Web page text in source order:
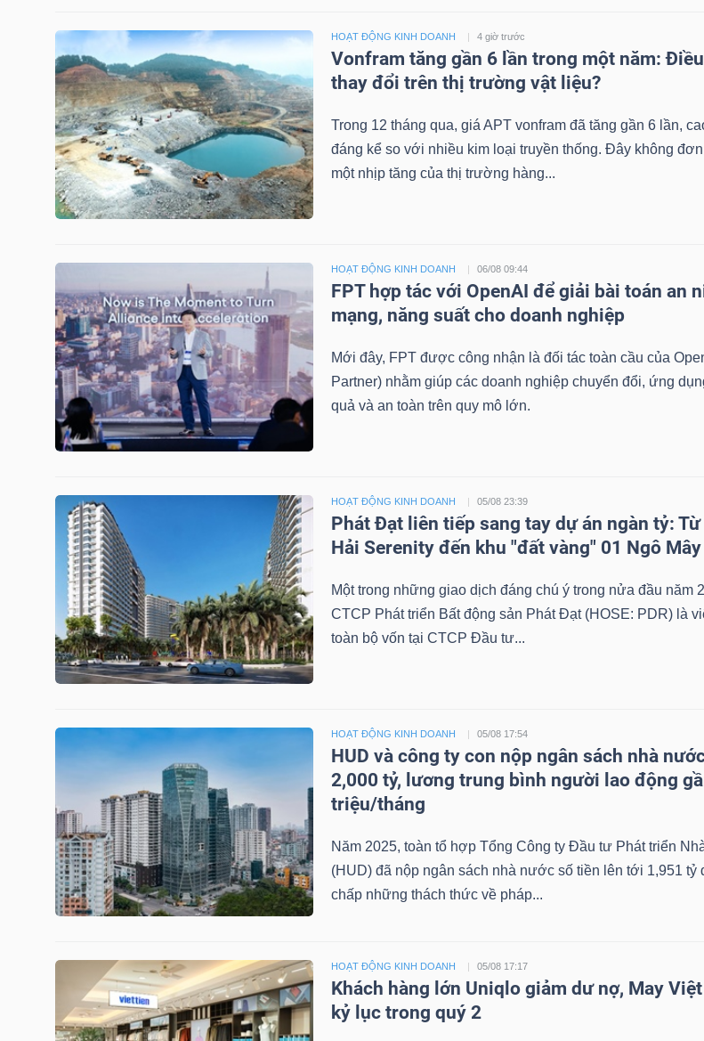
HOẠT ĐỘNG KINH DOANH 4 giờ trước
Vonfram tăng gần 6 lần trong một năm:
thay đổi trên thị trường vật liệu?
Trong 12 tháng qua, giá APT vonfram đã tăng gần 6 lần,
đáng kể so với nhiều kim loại truyền thống. Đây không
một nhịp tăng của thị trường hàng...
HOẠT ĐỘNG KINH DOANH 06/08 09:44
FPT hợp tác với OpenAI để giải bài toán an
mạng, năng suất cho doanh nghiệp
Mới đây, FPT được công nhận là đối tác toàn cầu của
Partner) nhằm giúp các doanh nghiệp chuyển đổi, ứng
quả và an toàn trên quy mô lớn.
HOẠT ĐỘNG KINH DOANH 05/08 23:39
Phát Đạt liên tiếp sang tay dự án ngàn tỷ:
Hải Serenity đến khu "đất vàng" 01 Ngô Mây
Một trong những giao dịch đáng chú ý trong nửa đầu năm
CTCP Phát triển Bất động sản Phát Đạt (HOSE: PDR) là
toàn bộ vốn tại CTCP Đầu tư...
HOẠT ĐỘNG KINH DOANH 05/08 17:54
HUD và công ty con nộp ngân sách nhà
2,000 tỷ, lương trung bình người lao động
triệu/tháng
Năm 2025, toàn tổ hợp Tổng Công ty Đầu tư Phát triển
(HUD) đã nộp ngân sách nhà nước số tiền lên tới 1,951 tỷ
chấp những thách thức về pháp...
HOẠT ĐỘNG KINH DOANH 05/08 17:17
Khách hàng lớn Uniqlo giảm dư nợ, May
kỷ lục trong quý 2
ĐẦU
TRUY
XUẤT
Ngành
SECTOR
NĂNG
LƯỢNG
NGUYÊN
VẬT
CÔNG
NGHIỆP
THIẾT